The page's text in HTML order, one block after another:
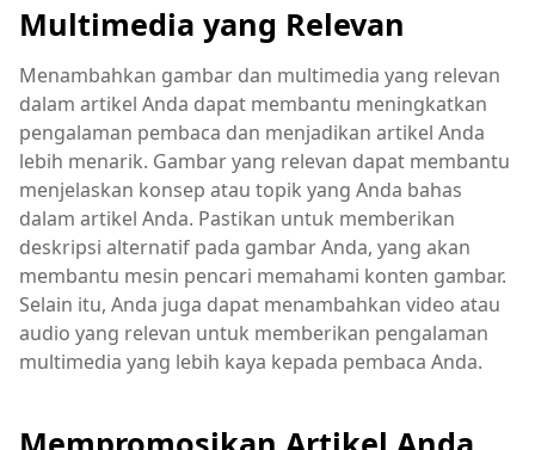
Multimedia yang Relevan
Menambahkan gambar dan multimedia yang relevan
dalam artikel Anda dapat membantu meningkatkan
pengalaman pembaca dan menjadikan artikel Anda
lebih menarik. Gambar yang relevan dapat membantu
menjelaskan konsep atau topik yang Anda bahas
dalam artikel Anda. Pastikan untuk memberikan
deskripsi alternatif pada gambar Anda, yang akan
membantu mesin pencari memahami konten gambar.
Selain itu, Anda juga dapat menambahkan video atau
audio yang relevan untuk memberikan pengalaman
multimedia yang lebih kaya kepada pembaca Anda.